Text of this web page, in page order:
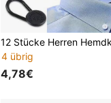
4 übrig
4,78€